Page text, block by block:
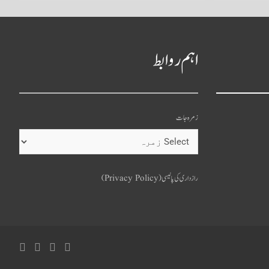
اہم روابط
زمرہ جات
رازداری کی پالیسی (Privacy Policy)